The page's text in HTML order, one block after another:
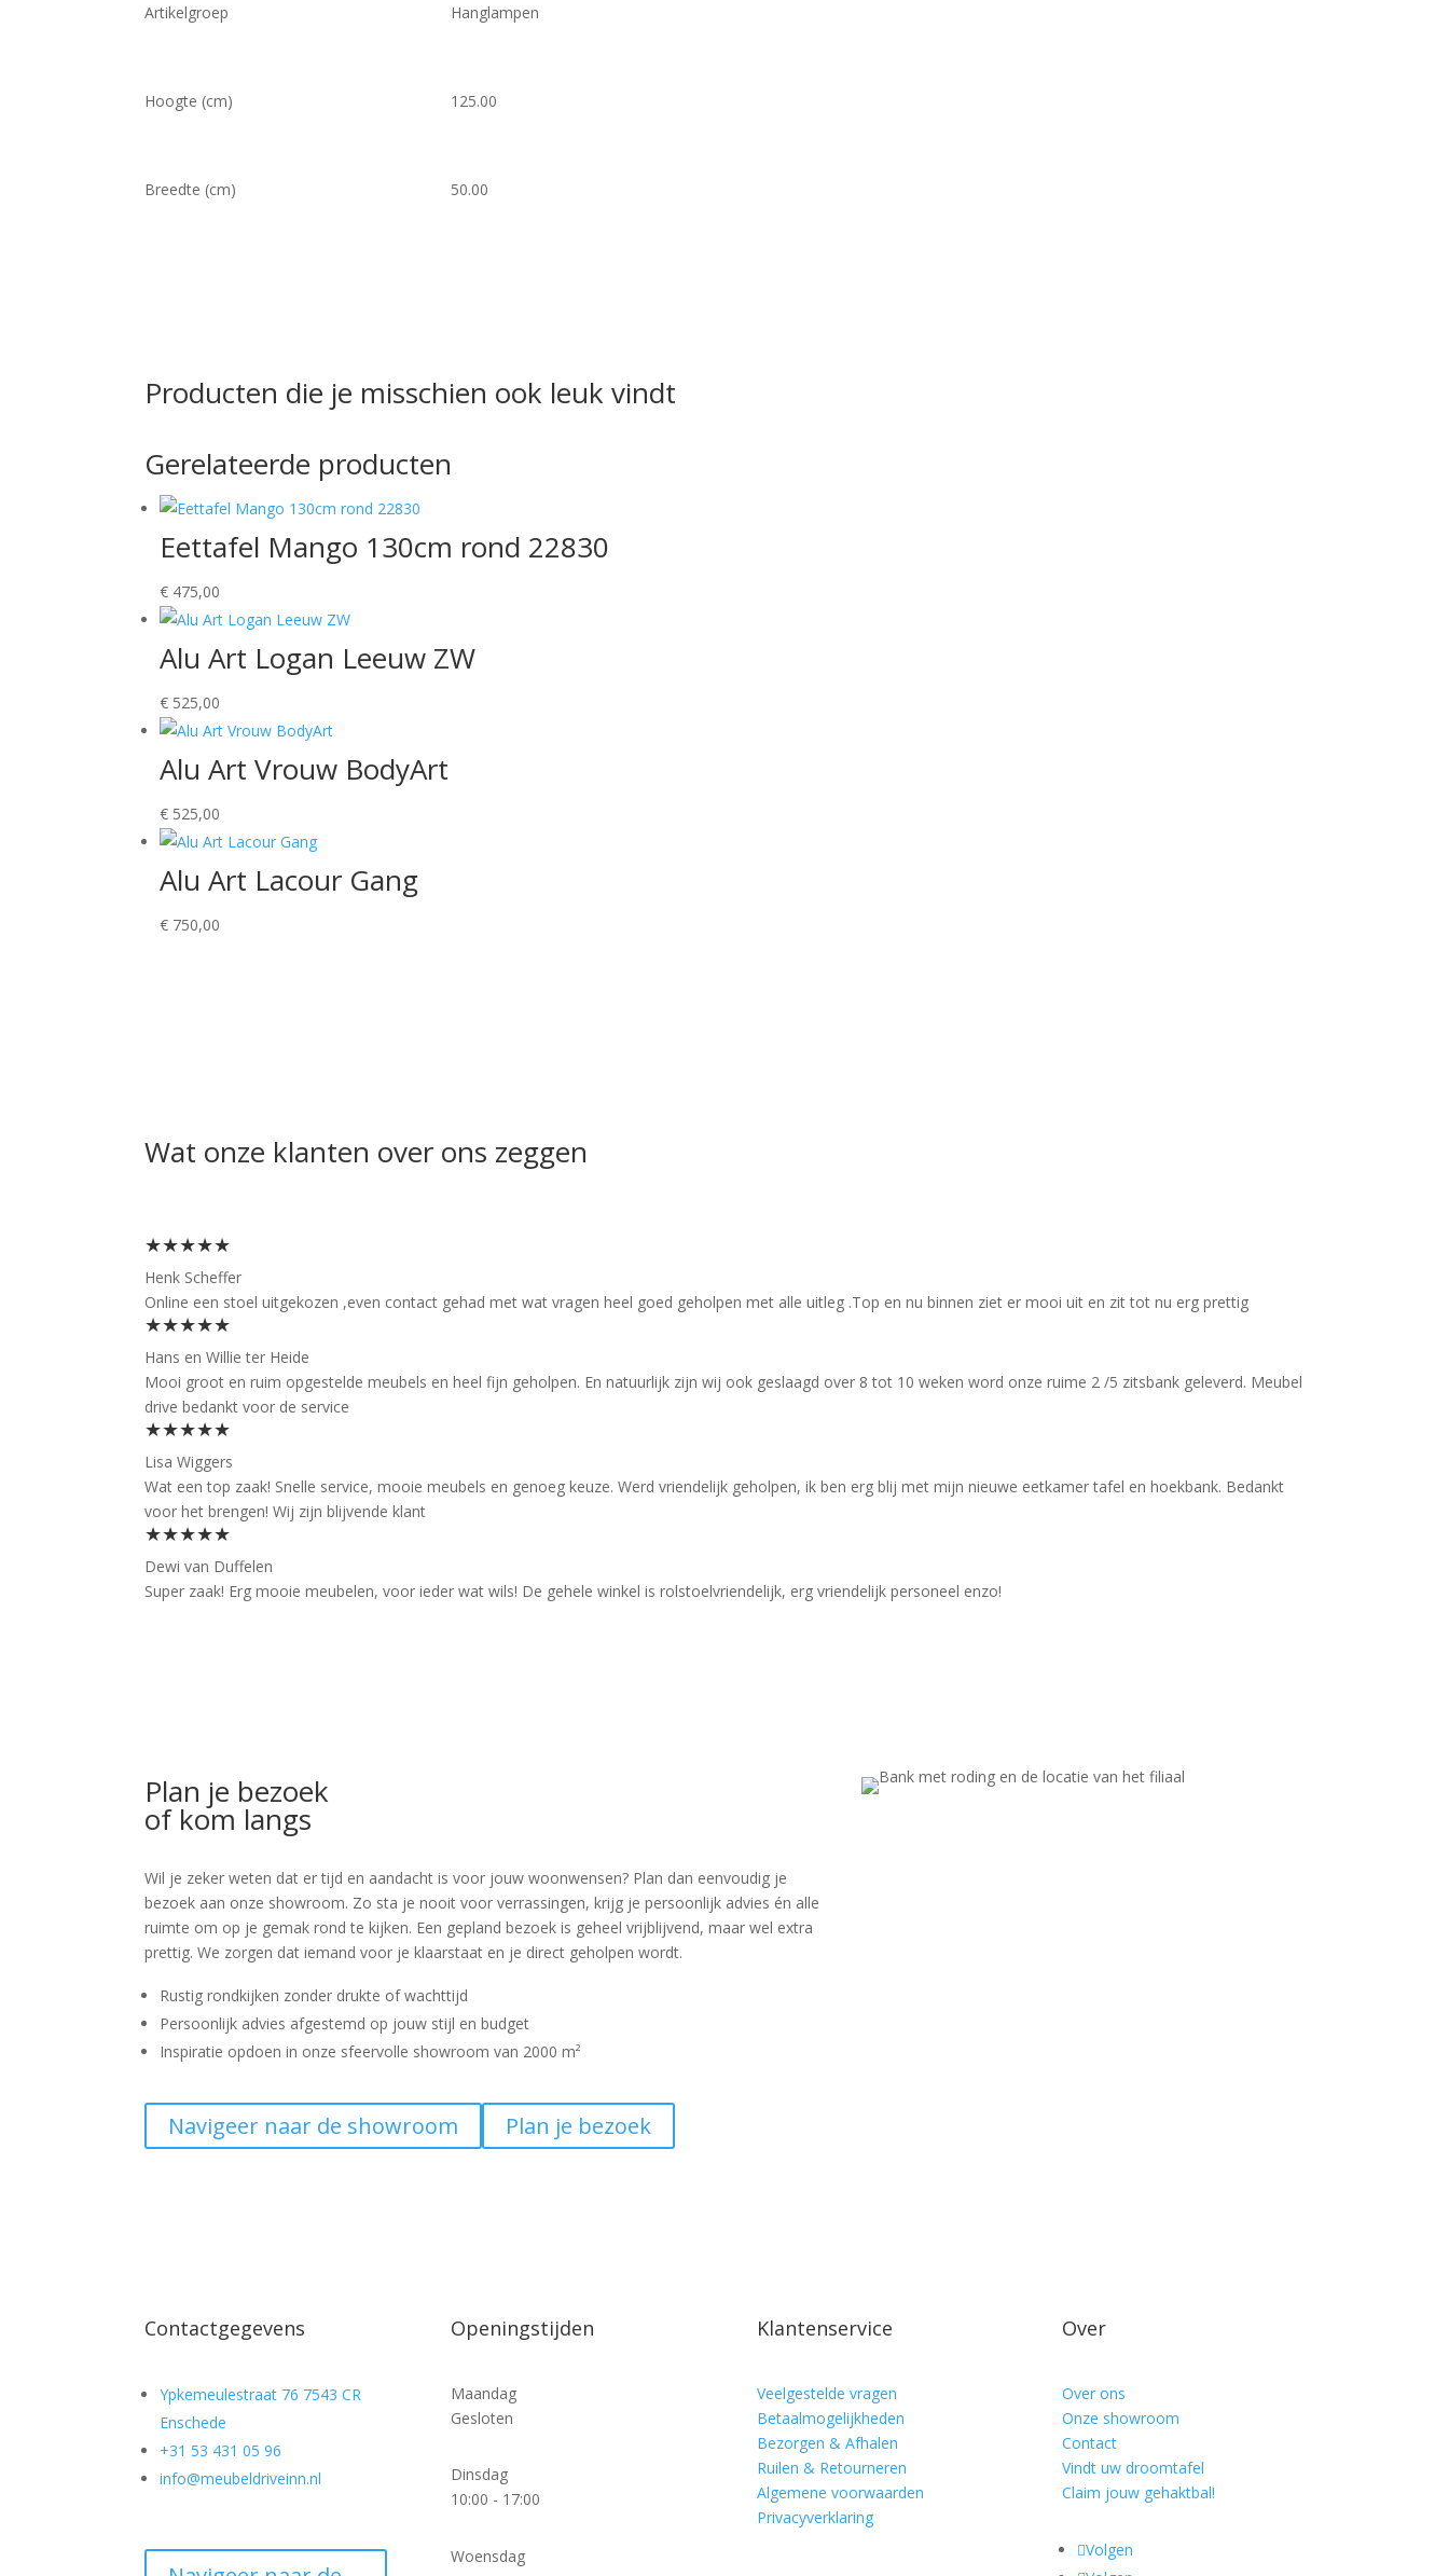
Artikelgroep Hanglampen
Hoogte (cm) 125.00
Breedte (cm) 50.00
Producten die je misschien ook leuk vindt
Gerelateerde producten
Eettafel Mango 130cm rond 22830
€ 475,00
Alu Art Logan Leeuw ZW
€ 525,00
Alu Art Vrouw BodyArt
€ 525,00
Alu Art Lacour Gang
€ 750,00
Wat onze klanten over ons zeggen
★★★★★
Henk Scheffer
Online een stoel uitgekozen ,even contact gehad met wat vragen heel goed geholpen met alle uitleg .Top en nu binnen ziet er mooi uit en zit tot nu erg prettig
★★★★★
Hans en Willie ter Heide
Mooi groot en ruim opgestelde meubels en heel fijn geholpen. En natuurlijk zijn wij ook geslaagd over 8 tot 10 weken word onze ruime 2 /5 zitsbank geleverd. Meubel
drive bedankt voor de service
★★★★★
Lisa Wiggers
Wat een top zaak! Snelle service, mooie meubels en genoeg keuze. Werd vriendelijk geholpen, ik ben erg blij met mijn nieuwe eetkamer tafel en hoekbank. Bedankt
voor het brengen! Wij zijn blijvende klant
★★★★★
Dewi van Duffelen
Super zaak! Erg mooie meubelen, voor ieder wat wils! De gehele winkel is rolstoelvriendelijk, erg vriendelijk personeel enzo!
Plan je bezoek
of kom langs
Wil je zeker weten dat er tijd en aandacht is voor jouw woonwensen? Plan dan eenvoudig je
bezoek aan onze showroom. Zo sta je nooit voor verrassingen, krijg je persoonlijk advies én alle
ruimte om op je gemak rond te kijken. Een gepland bezoek is geheel vrijblijvend, maar wel extra
prettig. We zorgen dat iemand voor je klaarstaat en je direct geholpen wordt.
Rustig rondkijken zonder drukte of wachttijd
Persoonlijk advies afgestemd op jouw stijl en budget
Inspiratie opdoen in onze sfeervolle showroom van 2000 m²
Navigeer naar de showroom Plan je bezoek
Contactgegevens
Ypkemeulestraat 76 7543 CR
Enschede
+31 53 431 05 96
info@meubeldriveinn.nl
Openingstijden
Maandag
Gesloten
Dinsdag
10:00 - 17:00
Woensdag
Klantenservice
Veelgestelde vragen
Betaalmogelijkheden
Bezorgen & Afhalen
Ruilen & Retourneren
Algemene voorwaarden
Privacyverklaring
Over
Over ons
Onze showroom
Contact
Vindt uw droomtafel
Claim jouw gehaktbal!
Volgen